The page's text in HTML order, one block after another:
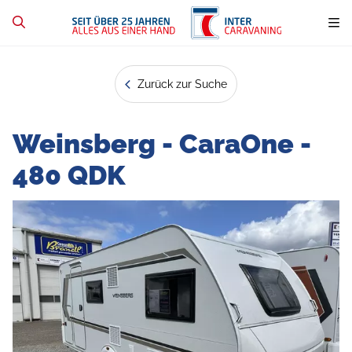
Zurück zur Suche
Weinsberg - CaraOne -
480 QDK